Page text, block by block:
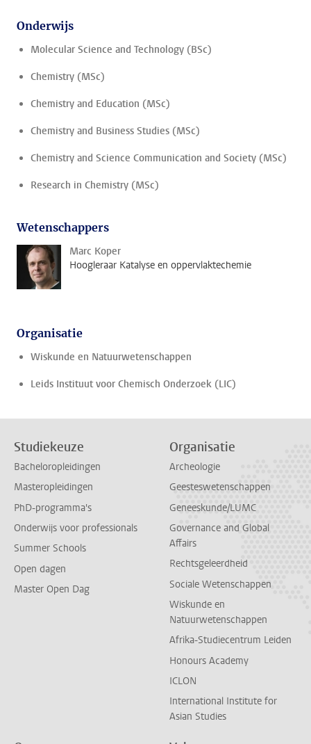
Onderwijs
Molecular Science and Technology (BSc)
Chemistry (MSc)
Chemistry and Education (MSc)
Chemistry and Business Studies (MSc)
Chemistry and Science Communication and Society (MSc)
Research in Chemistry (MSc)
Wetenschappers
Marc Koper
Hoogleraar Katalyse en oppervlaktechemie
Organisatie
Wiskunde en Natuurwetenschappen
Leids Instituut voor Chemisch Onderzoek (LIC)
Studiekeuze
Bacheloropleidingen
Masteropleidingen
PhD-programma's
Onderwijs voor professionals
Summer Schools
Open dagen
Master Open Dag
Organisatie
Archeologie
Geesteswetenschappen
Geneeskunde/LUMC
Governance and Global
Affairs
Rechtsgeleerdheid
Sociale Wetenschappen
Wiskunde en
Natuurwetenschappen
Afrika-Studiecentrum Leiden
Honours Academy
ICLON
International Institute for
Asian Studies